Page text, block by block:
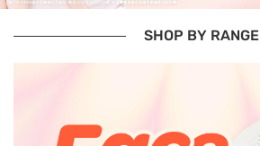
SHOP BY RANGE